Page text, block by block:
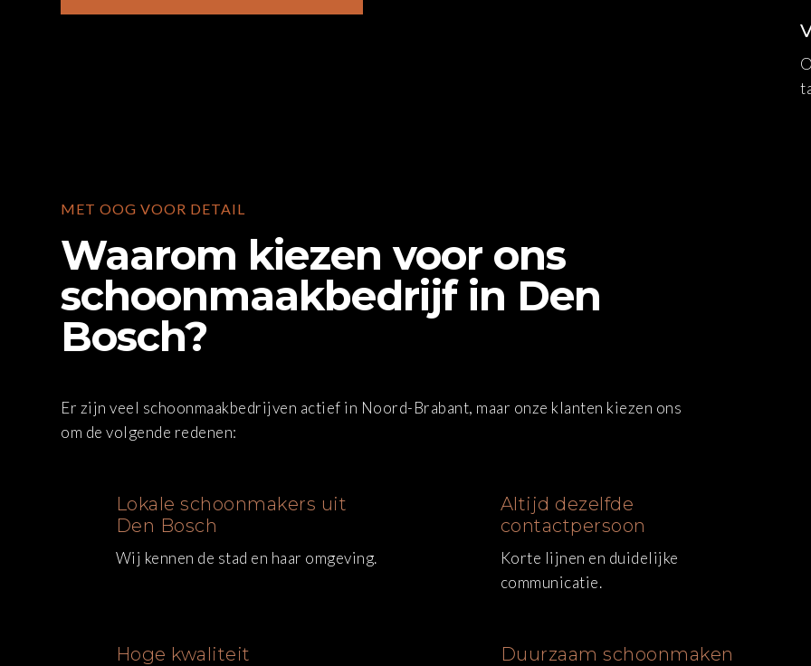
MET OOG VOOR DETAIL
Waarom kiezen voor ons
schoonmaakbedrijf in Den
Bosch?
Er zijn veel schoonmaakbedrijven actief in Noord-Brabant, maar onze klanten kiezen ons
om de volgende redenen:
Lokale schoonmakers uit
Den Bosch
Wij kennen de stad en haar omgeving.
Altijd dezelfde
contactpersoon
Korte lijnen en duidelijke
communicatie.
Hoge kwaliteit Duurzaam schoonmaken